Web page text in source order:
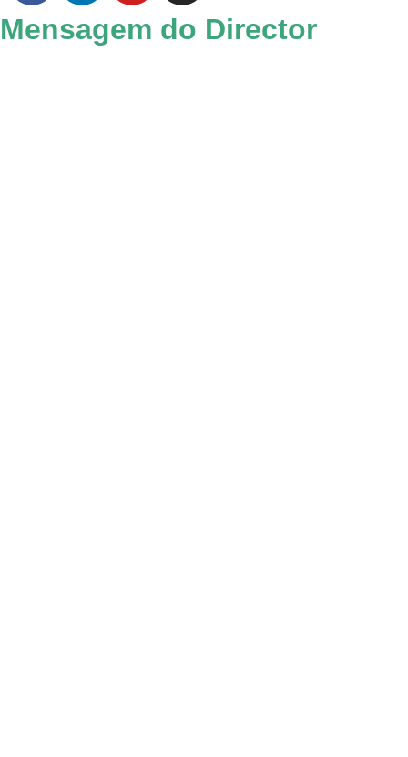
Mensagem do Director